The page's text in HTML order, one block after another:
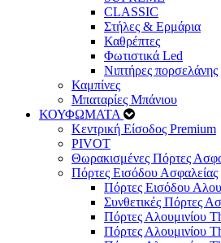
CLASSIC
Στήλες & Ερμάρια
Καθρέπτες
Φωτιστικά Led
Νιπτήρες πορσελάνης
Καμπίνες
Μπαταρίες Μπάνιου
ΚΟΥΦΩΜΑΤΑ
Κεντρική Είσοδος Premium
PIVOT
Θωρακισμένες Πόρτες
Πόρτες Εισόδου Ασφαλείας
Πόρτες Eισόδου
Συνθετικές Πόρτες
Πόρτες Αλουμινίου
Πόρτες Αλουμινίου